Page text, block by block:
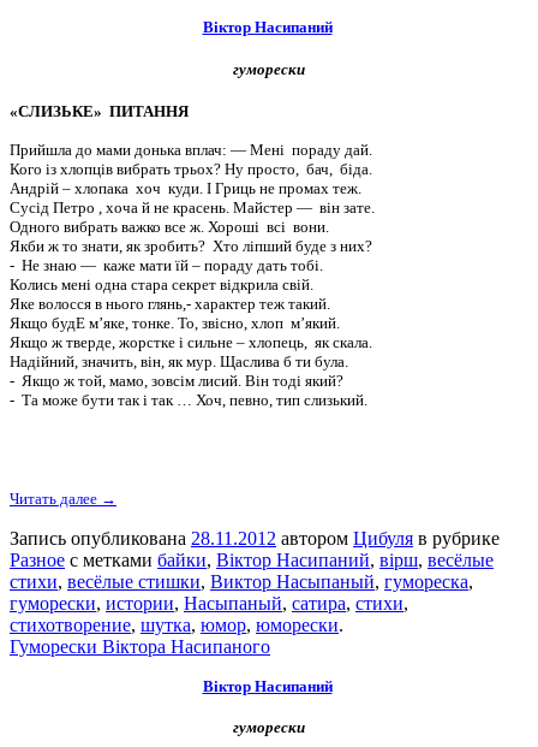
Віктор Насипаний
гуморески
«СЛИЗЬКЕ» ПИТАННЯ
Прийшла до мами донька вплач: — Мені пораду дай.
Кого із хлопців вибрать трьох? Ну просто, бач, біда.
Андрій – хлопака хоч куди. І Гриць не промах теж.
Сусід Петро , хоча й не красень. Майстер — він зате.
Одного вибрать важко все ж. Хороші всі вони.
Якби ж то знати, як зробить? Хто ліпший буде з них?
- Не знаю — каже мати їй – пораду дать тобі.
Колись мені одна стара секрет відкрила свій.
Яке волосся в нього глянь,- характер теж такий.
Якщо будЕ м’яке, тонке. То, звісно, хлоп м’який.
Якщо ж тверде, жорстке і сильне – хлопець, як скала.
Надійний, значить, він, як мур. Щаслива б ти була.
- Якщо ж той, мамо, зовсім лисий. Він тоді який?
- Та може бути так і так … Хоч, певно, тип слизький.
Читать далее →
Запись опубликована 28.11.2012 автором Цибуля в рубрике
Разное с метками байки, Віктор Насипаний, вірш, весёлые
стихи, весёлые стишки, Виктор Насыпаный, гумореска,
гуморески, истории, Насыпаный, сатира, стихи,
стихотворение, шутка, юмор, юморески.
Гуморески Віктора Насипаного
Віктор Насипаний
гуморески